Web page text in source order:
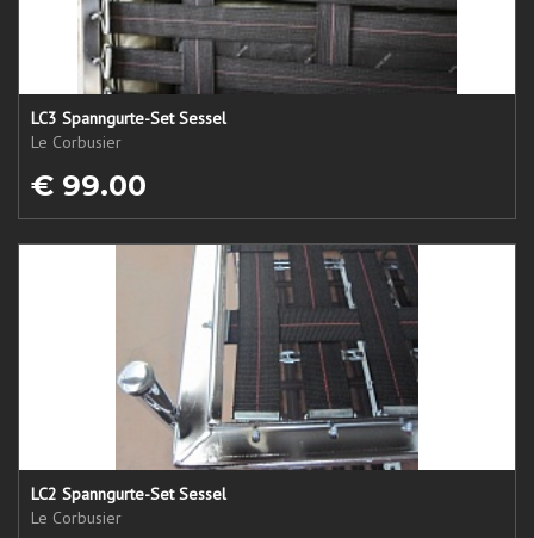
LC3 Spanngurte-Set Sessel
Le Corbusier
€ 99.00
LC2 Spanngurte-Set Sessel
Le Corbusier